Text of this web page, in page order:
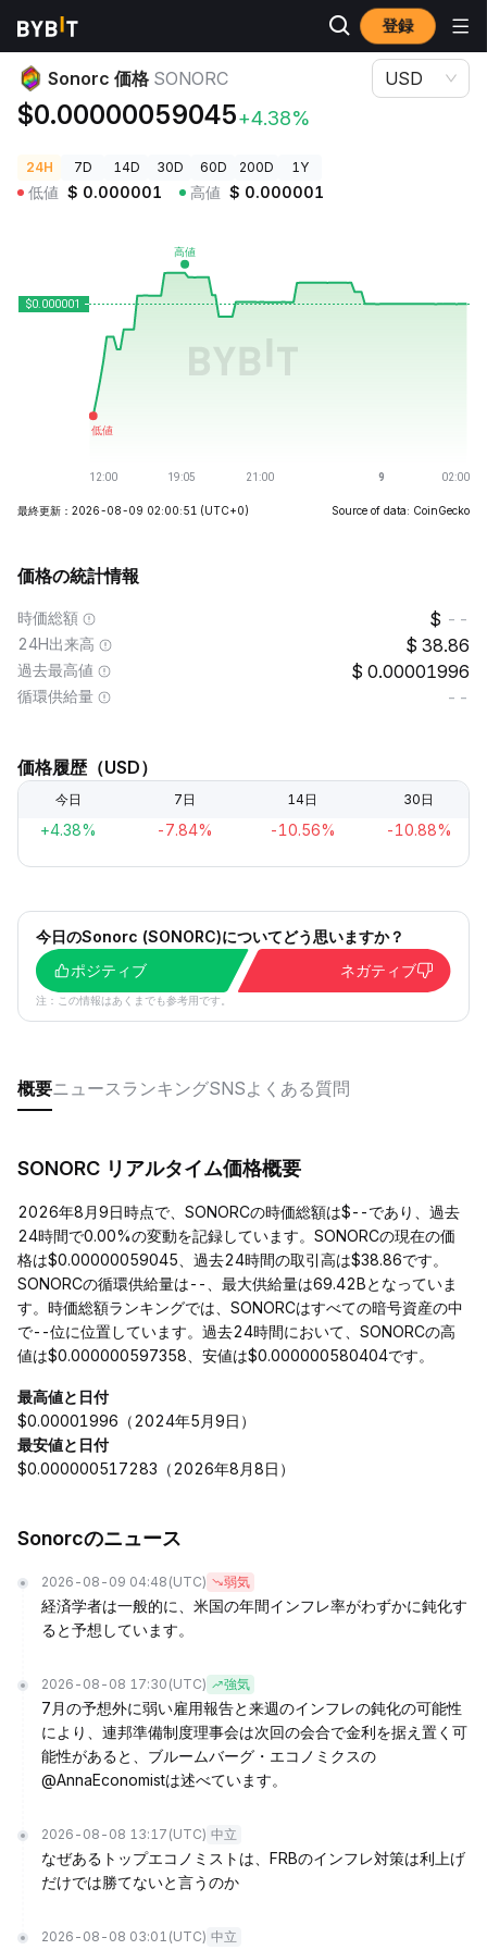
登録
暗号資産価格
Sonorc 価格 SONORC
$0.00000059045+4.38%
USD
24H 7D 14D 30D 60D 200D 1Y
低値 $ 0.000001 高値 $ 0.000001
最終更新：2026-08-09 02:00:51 (UTC+0) Source of data: CoinGecko
価格の統計情報
時価総額 --
24H出来高 38.86
過去最高値 0.00001996
循環供給量 --
価格履歴（USD）
今日 7日 14日 30日
+4.38% -7.84% -10.56% -10.88%
今日のSonorc (SONORC)についてどう思いますか？
ポジティブ
ネガティブ
注：この情報はあくまでも参考用です。
概要ニュース ランキングSNSよくある質問
SONORC リアルタイム価格概要
2026年8月9日時点で、SONORCの時価総額は$--であり、過去
24時間で0.00%の変動を記録しています。SONORCの現在の価
格は$0.00000059045、過去24時間の取引高は$38.86です。
SONORCの循環供給量は--、最大供給量は69.42Bとなっていま
す。時価総額ランキングでは、SONORCはすべての暗号資産の中
で--位に位置しています。過去24時間において、SONORCの高
値は$0.000000597358、安値は$0.000000580404です。
最高値と日付
$0.00001996（2024年5月9日）
最安値と日付
$0.000000517283（2026年8月8日）
Sonorcのニュース
2026-08-09 04:48 (UTC) 弱気
経済学者は一般的に、米国の年間インフレ率がわずかに鈍化す
ると予想しています。
2026-08-08 17:30 (UTC) 強気
7月の予想外に弱い雇用報告と来週のインフレの鈍化の可能性
により、連邦準備制度理事会は次回の会合で金利を据え置く可
能性があると、ブルームバーグ・エコノミクスの
@AnnaEconomistは述べています。
2026-08-08 13:17 (UTC) 中立
なぜあるトップエコノミストは、FRBのインフレ対策は利上げ
だけでは勝てないと言うのか
2026-08-08 03:01 (UTC) 中立